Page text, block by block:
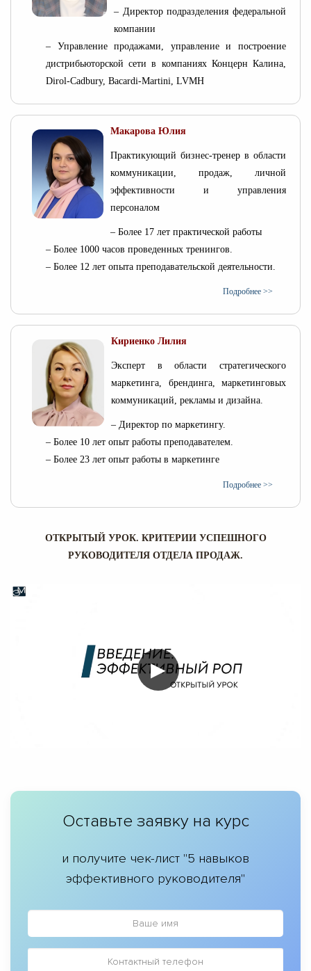
– Директор подразделения федеральной
компании
– Управление продажами, управление и построение
дистрибьюторской сети в компаниях Концерн Калина,
Dirol-Cadbury, Bacardi-Martini, LVMH
Макарова Юлия
Практикующий бизнес-тренер в области
коммуникации, продаж, личной
эффективности и управления
персоналом
– Более 17 лет практической работы
– Более 1000 часов проведенных тренингов.
– Более 12 лет опыта преподавательской деятельности.
Подробнее >>
Кириенко Лилия
Эксперт в области стратегического
маркетинга, брендинга, маркетинговых
коммуникаций, рекламы и дизайна.
– Директор по маркетингу.
– Более 10 лет опыт работы преподавателем.
– Более 23 лет опыт работы в маркетинге
Подробнее >>
ОТКРЫТЫЙ УРОК. КРИТЕРИИ УСПЕШНОГО
РУКОВОДИТЕЛЯ ОТДЕЛА ПРОДАЖ.
▶
Оставьте заявку на курс
и получите чек-лист "5 навыков
эффективного руководителя"